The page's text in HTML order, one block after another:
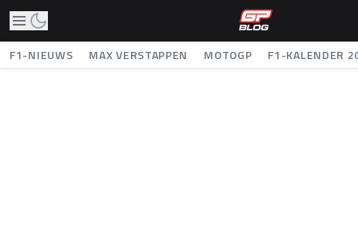
F1-NIEUWS MAX VERSTAPPEN MOTOGP F1-KALENDER